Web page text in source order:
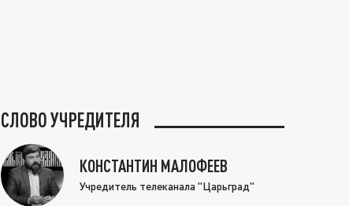
СЛОВО УЧРЕДИТЕЛЯ
КОНСТАНТИН МАЛОФЕЕВ
Учредитель телеканала "Царьград"